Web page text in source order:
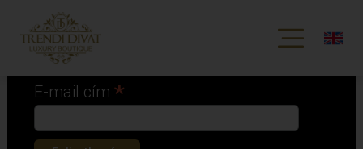
Iratkozz fel hírlevelünkre!
*
E-mail cím*